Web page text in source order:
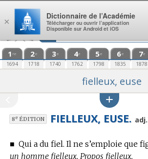
Aller au contenu
1 re
1694
2e
1718
3e
1740
4e
1762
5e
1798
6e
1835
7e
1878
fielleux, euse
8eÉDITION FIELLEUX, EUSE. adj.
■ Qui a du fiel. Il ne s’emploie que
un homme fielleux. Propos fielleux.
×
Dictionnaire de l’Académie
Télécharger ou ouvrir l’application
Disponible sur Android et iOS